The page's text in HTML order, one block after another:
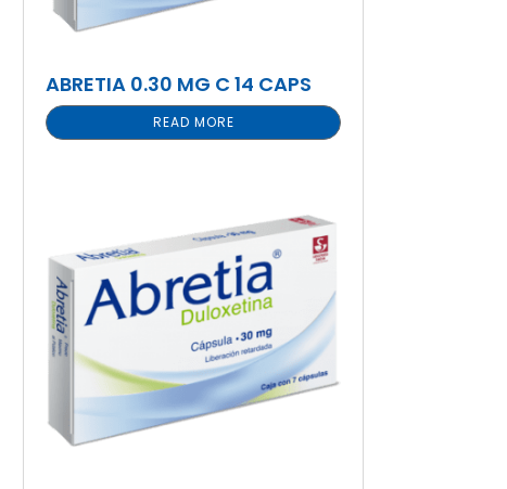
ABRETIA 0.30 MG C 14 CAPS
READ MORE